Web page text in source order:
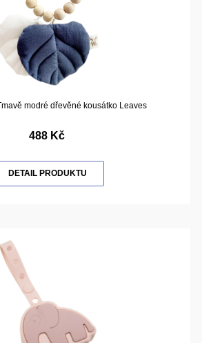
modré dřevěné kousátko Leaves
488 Kč
DETAIL PRODUKTU